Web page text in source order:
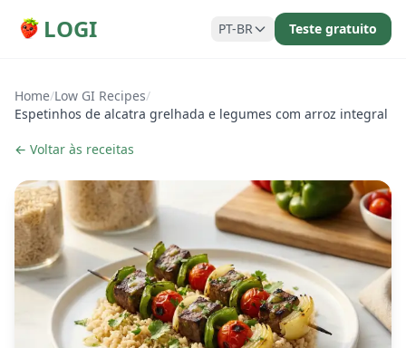
LOGI PT-BR Teste gratuito
Home/Low GI Recipes/
Espetinhos de alcatra grelhada e legumes com arroz integral
← Voltar às receitas